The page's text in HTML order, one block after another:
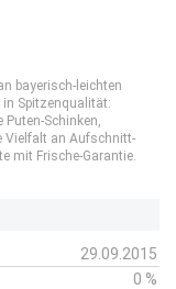
bayerisch-leichten
in Spitzenqualität:
Puten-Schinken,
Vielfalt an Aufschnitt-
mit Frische-Garantie.
29.09.2015
0 %